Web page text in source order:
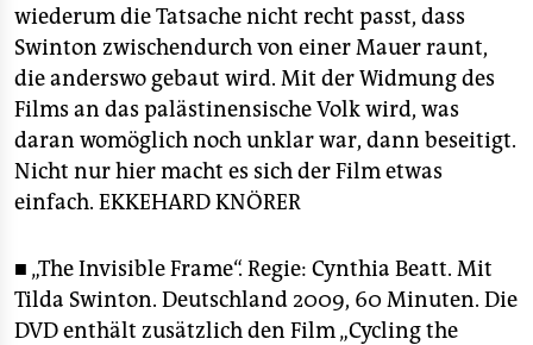
wiederum die Tatsache nicht recht passt, dass
Swinton zwischendurch von einer Mauer raunt,
die anderswo gebaut wird. Mit der Widmung des
Films an das palästinensische Volk wird, was
daran womöglich noch unklar war, dann beseitigt.
Nicht nur hier macht es sich der Film etwas
einfach. EKKEHARD KNÖRER
■ „The Invisible Frame“. Regie: Cynthia Beatt. Mit
Tilda Swinton. Deutschland 2009, 60 Minuten. Die
DVD enthält zusätzlich den Film „Cycling the